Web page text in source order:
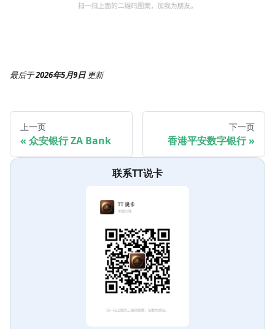
最后于2026年5月9日 更新
上一页
众安银行 ZA Bank
下一页
香港平安数字银行
联系TT说卡